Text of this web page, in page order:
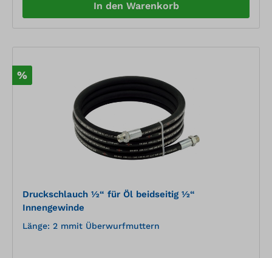
In den Warenkorb
%
Druckschlauch ½“ für Öl beidseitig ½“
Innengewinde
Länge: 2 mmit Überwurfmuttern